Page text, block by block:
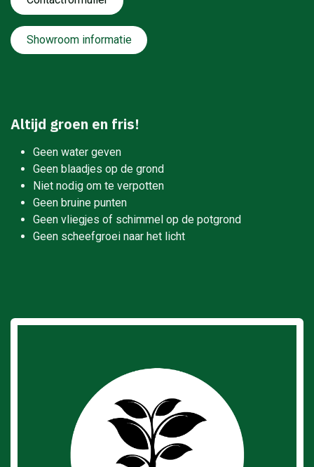
Showroom informatie
Altijd groen en fris!
Geen water geven
Geen blaadjes op de grond
Niet nodig om te verpotten
Geen bruine punten
Geen vliegjes of schimmel op de potgrond
Geen scheefgroei naar het licht